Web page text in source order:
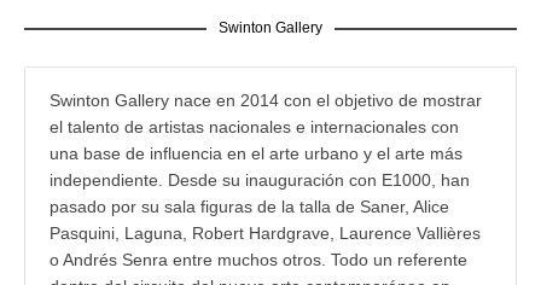
Swinton Gallery
Swinton Gallery nace en 2014 con el objetivo de mostrar
el talento de artistas nacionales e internacionales con
una base de influencia en el arte urbano y el arte más
independiente. Desde su inauguración con E1000, han
pasado por su sala figuras de la talla de Saner, Alice
Pasquini, Laguna, Robert Hardgrave, Laurence Vallières
o Andrés Senra entre muchos otros. Todo un referente